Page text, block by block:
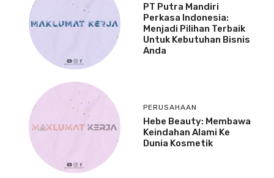
PT Putra Mandiri
Perkasa Indonesia:
Menjadi Pilihan Terbaik
Untuk Kebutuhan Bisnis
Anda
PERUSAHAAN
Hebe Beauty: Membawa
Keindahan Alami Ke
Dunia Kosmetik